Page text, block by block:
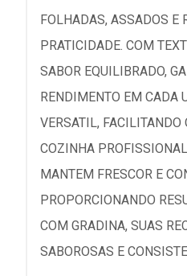
FOLHADAS, ASSADOS E
PRATICIDADE. COM
SABOR EQUILIBRADO,
RENDIMENTO EM CADA
VERSATIL,
COZINHA
MANTEM FRESCOR E
PROPORCIONANDO
COM GRADINA, SUAS
SABOROSAS E